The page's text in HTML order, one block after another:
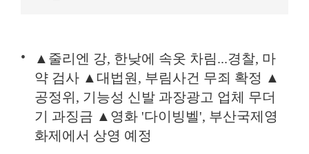
▲줄리엔 강, 한낮에 속옷 차림...경찰, 마
약 검사 ▲대법원, 부림사건 무죄 확정 ▲
공정위, 기능성 신발 과장광고 업체 무더
기 과징금 ▲영화 '다이빙벨', 부산국제영
화제에서 상영 예정